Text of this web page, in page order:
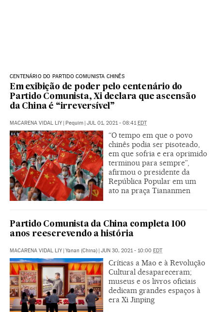
CENTENÁRIO DO PARTIDO COMUNISTA CHINÊS
Em exibição de poder pelo centenário do
Partido Comunista, Xi declara que ascensão
da China é “irreversível”
MACARENA VIDAL LIY Pequim JUL 01, 2021 - 08:41 EDT
“O tempo em que o povo
chinês podia ser pisoteado,
em que sofria e era oprimido
terminou para sempre”,
afirmou o presidente da
República Popular em um
ato na praça Tiananmen
Partido Comunista da China completa 100
anos reescrevendo a história
MACARENA VIDAL LIY Yanan (China) JUN 30, 2021 - 10:00 EDT
Críticas a Mao e à Revolução
Cultural desapareceram;
museus e os livros oficiais
dedicam grandes espaços à
era Xi Jinping